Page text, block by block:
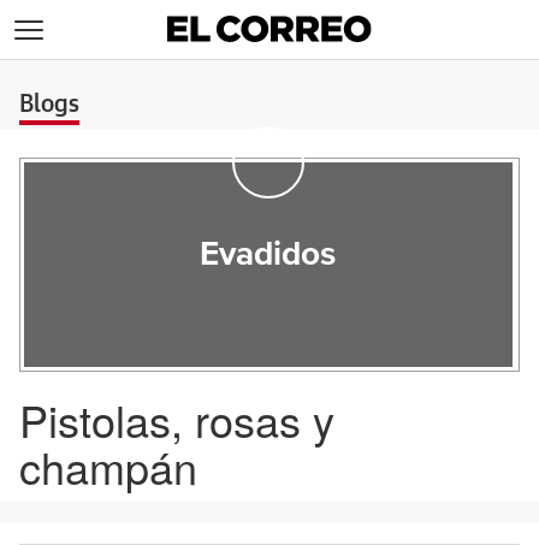
Blogs
Evadidos
Pistolas, rosas y
champán